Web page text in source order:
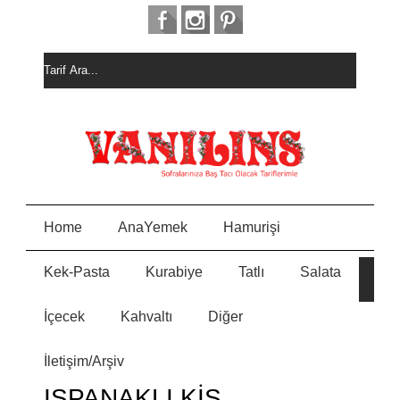
Home AnaYemek Hamurişi
Kek-Pasta Kurabiye Tatlı Salata
İçecek Kahvaltı Diğer
İletişim/Arşiv
HURM